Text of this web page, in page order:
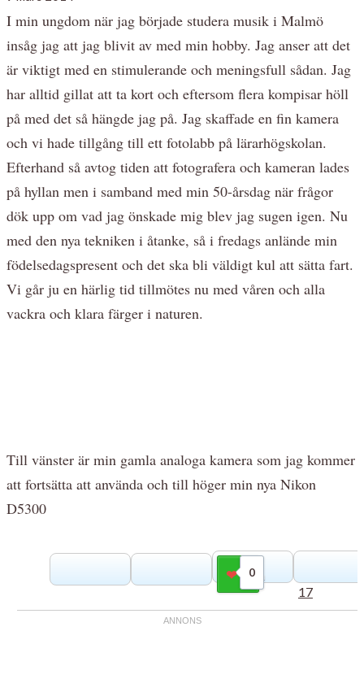
I min ungdom när jag började studera musik i Malmö
insåg jag att jag blivit av med min hobby. Jag anser att det
är viktigt med en stimulerande och meningsfull sådan. Jag
har alltid gillat att ta kort och eftersom flera kompisar höll
på med det så hängde jag på. Jag skaffade en fin kamera
och vi hade tillgång till ett fotolabb på lärarhögskolan.
Efterhand så avtog tiden att fotografera och kameran lades
på hyllan men i samband med min 50-årsdag när frågor
dök upp om vad jag önskade mig blev jag sugen igen. Nu
med den nya tekniken i åtanke, så i fredags anlände min
födelsedagspresent och det ska bli väldigt kul att sätta fart.
Vi går ju en härlig tid tillmötes nu med våren och alla
vackra och klara färger i naturen.
Till vänster är min gamla analoga kamera som jag kommer
att fortsätta att använda och till höger min nya Nikon
D5300
0
Gilla
17